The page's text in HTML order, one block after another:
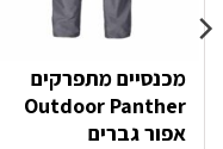
מכנסיים מתפרקים
Outdoor Panther
אפור גברים